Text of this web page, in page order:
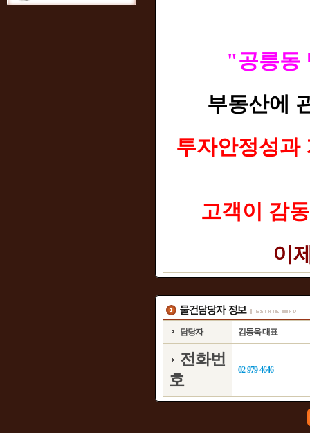
"공릉동
부동산에
투자안정성과
고객이 감
이
담당자 김동욱 대표
전화번
호
02-979-4646